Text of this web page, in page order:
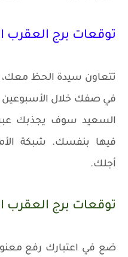
توقعات برج العقرب
تتعاون سيدة الحظ معك،
في صفك خلال الأسبوعين
السعيد سوف يجذبك
فيها بنفسك. شبكة
أجلك.
توقعات برج العقرب
ضع في اعتبارك رفع